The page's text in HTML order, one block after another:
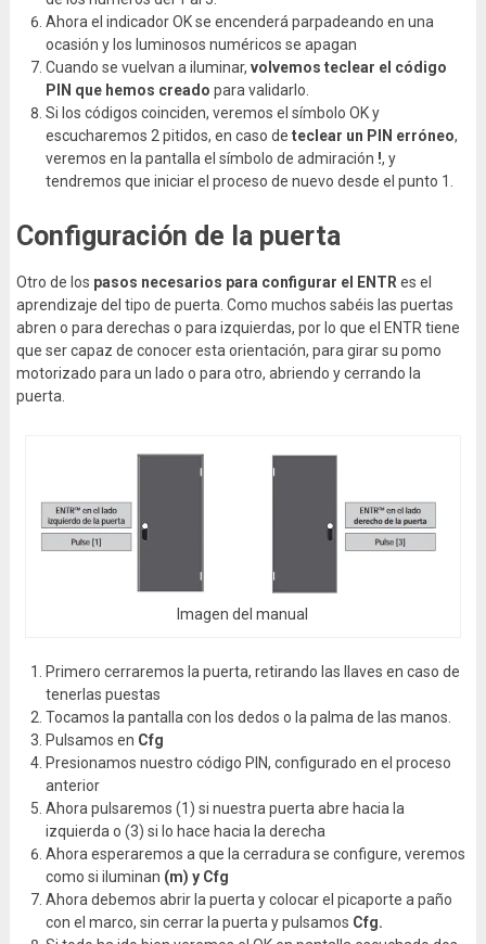
Ahora el indicador OK se encenderá parpadeando en una
ocasión y los luminosos numéricos se apagan
Cuando se vuelvan a iluminar, volvemos teclear el código
PIN que hemos creado para validarlo.
Si los códigos coinciden, veremos el símbolo OK y
escucharemos 2 pitidos, en caso de teclear un PIN erróneo,
veremos en la pantalla el símbolo de admiración !, y
tendremos que iniciar el proceso de nuevo desde el punto 1.
Configuración de la puerta
Otro de los pasos necesarios para configurar el ENTRes el
aprendizaje del tipo de puerta. Como muchos sabéis las puertas
abren o para derechas o para izquierdas, por lo que el ENTR tiene
que ser capaz de conocer esta orientación, para girar su pomo
motorizado para un lado o para otro, abriendo y cerrando la
puerta.
Imagen del manual
Primero cerraremos la puerta, retirando las llaves en caso de
tenerlas puestas
Tocamos la pantalla con los dedos o la palma de las manos.
Pulsamos en Cfg
Presionamos nuestro código PIN, configurado en el proceso
anterior
Ahora pulsaremos (1) si nuestra puerta abre hacia la
izquierda o (3) si lo hace hacia la derecha
Ahora esperaremos a que la cerradura se configure, veremos
como si iluminan (m) y Cfg
Ahora debemos abrir la puerta y colocar el picaporte a paño
con el marco, sin cerrar la puerta y pulsamos Cfg.